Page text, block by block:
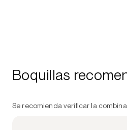
Boquillas
Se recomienda verificar la